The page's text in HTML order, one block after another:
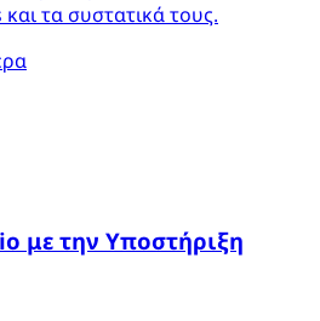
τα συστατικά τους.
με την Υποστήριξη